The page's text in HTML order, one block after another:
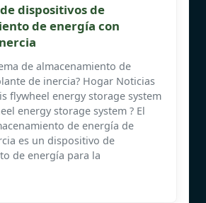
dispositivos de
de energía con
de almacenamiento de
de inercia? Hogar Noticias
flywheel energy storage system
energy storage system ? El
de energía de
es un dispositivo de
de energía para la